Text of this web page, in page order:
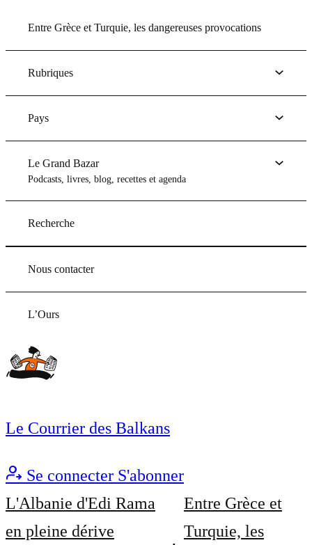
Entre Grèce et Turquie, les dangereuses provocations
Rubriques
Pays
Le Grand Bazar
Podcasts, livres, blog, recettes et agenda
Recherche
Nous contacter
L’Ours
Le Courrier des Balkans
Se connecter S'abonner
L'Albanie d'Edi Rama
en pleine dérive
Entre Grèce et
Turquie, les